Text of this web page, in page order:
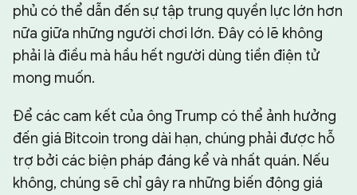
phủ có thể dẫn đến sự tập trung quyền lực lớn hơn
nữa giữa những người chơi lớn. Đây có lẽ không
phải là điều mà hầu hết người dùng tiền điện tử
mong muốn.
Để các cam kết của ông Trump có thể ảnh hưởng
đến giá Bitcoin trong dài hạn, chúng phải được hỗ
trợ bởi các biện pháp đáng kể và nhất quán. Nếu
không, chúng sẽ chỉ gây ra những biến động giá